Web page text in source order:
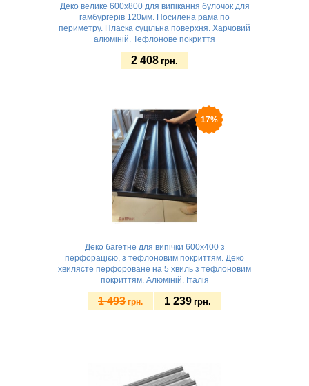
Деко велике 600х800 для випікання булочок для
гамбургерів 120мм. Посилена рама по
периметру. Пласка суцільна поверхня. Харчовий
алюміній. Тефлонове покриття
2 408 грн.
17%
Деко багетне для випічки 600х400 з
перфорацією, з тефлоновим покриттям. Деко
хвилясте перфороване на 5 хвиль з тефлоновим
покриттям. Алюміній. Італія
1 493 грн. 1 239 грн.